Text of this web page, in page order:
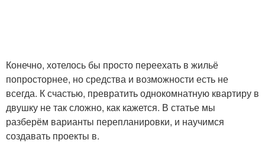
Конечно, хотелось бы просто переехать в жильё
попросторнее, но средства и возможности есть не
всегда. К счастью, превратить однокомнатную квартиру в
двушку не так сложно, как кажется. В статье мы
разберём варианты перепланировки, и научимся
создавать проекты в.